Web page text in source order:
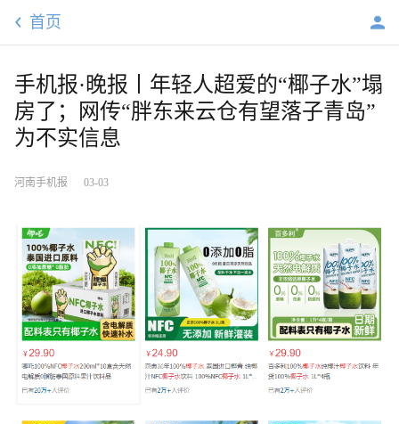
首页
手机报·晚报丨年轻人超爱的“椰子水”塌
房了；网传“胖东来云仓有望落子青岛”
为不实信息
河南手机报 03-03